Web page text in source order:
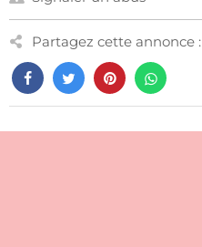
Partagez cette annonce :